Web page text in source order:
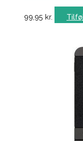
99,95 kr.